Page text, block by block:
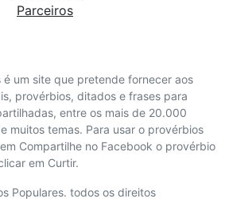
é um site que pretende fornecer aos
provérbios, ditados e frases para
entre os mais de 20.000
muitos temas. Para usar o provérbios
Compartilhe no Facebook o provérbio
em Curtir.
Populares. todos os direitos
Parceiros